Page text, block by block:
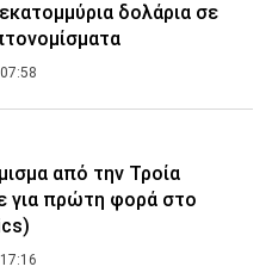
δολάρια σε
από την Τροία
για πρώτη φορά στο